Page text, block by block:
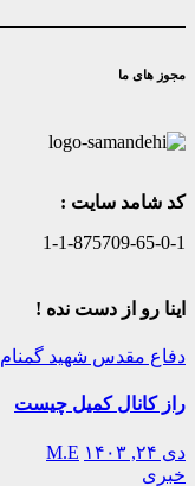
مجوز های ما
کد شامد سایت :
1-1-875709-65-0-1
اینا رو از دست نده !
دفاع مقدس شهید گمنام
راز کانال کمیل چیست
دی ۲۴, ۱۴۰۳
M.E
خبری